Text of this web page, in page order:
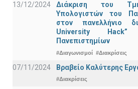
13/12/2024
Διάκριση του
Υπολογιστών του
στον πανελλήνιο
University
Πανεπιστημίων
#Διαγωνισμοί #Διακρίσεις
07/11/2024 Βραβείο Καλύτερης
#Διακρίσεις